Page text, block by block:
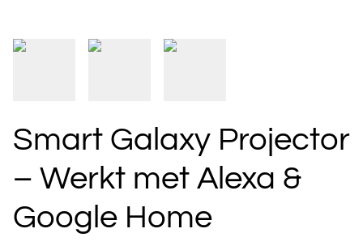
Smart Galaxy Projector
– Werkt met Alexa &
Google Home